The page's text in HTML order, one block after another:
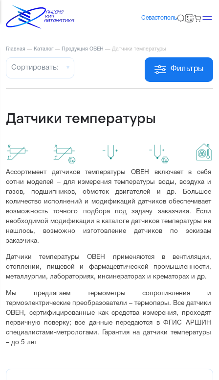
Севастополь
Главная — Каталог — Продукция ОВЕН — Датчики температуры
Фильтры
Сортировать:
Датчики температуры
Ассортимент датчиков температуры ОВЕН включает в себя
сотни моделей – для измерения температуры воды, воздуха и
газов, подшипников, обмоток двигателей и др. Большое
количество исполнений и модификаций датчиков обеспечивает
возможность точного подбора под задачу заказчика. Если
необходимой модификации в каталоге датчиков температуры не
нашлось, возможно изготовление датчиков по эскизам
заказчика.
Датчики температуры ОВЕН применяются в вентиляции,
отоплении, пищевой и фармацевтической промышленности,
металлургии, лабораториях, инсинераторах и крематорах и др.
Мы предлагаем термометры сопротивления и
термоэлектрические преобразователи – термопары. Все датчики
ОВЕН, сертифицированные как средства измерения, проходят
первичную поверку; все данные передаются в ФГИС АРШИН
специалистами-метрологами. Гарантия на датчики температуры
– до 5 лет